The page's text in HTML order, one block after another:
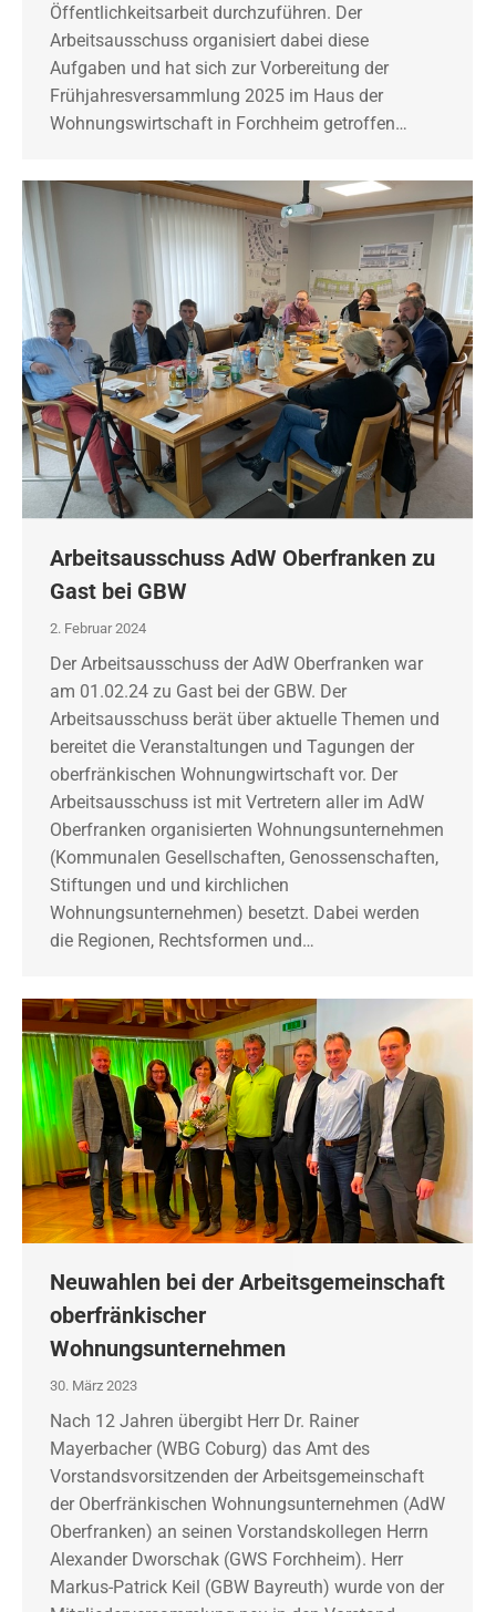
Öffentlichkeitsarbeit durchzuführen. Der
Arbeitsausschuss organisiert dabei diese
Aufgaben und hat sich zur Vorbereitung der
Frühjahresversammlung 2025 im Haus der
Wohnungswirtschaft in Forchheim getroffen…
Arbeitsausschuss AdW Oberfranken zu
Gast bei GBW
2. Februar 2024
Der Arbeitsausschuss der AdW Oberfranken war
am 01.02.24 zu Gast bei der GBW. Der
Arbeitsausschuss berät über aktuelle Themen und
bereitet die Veranstaltungen und Tagungen der
oberfränkischen Wohnungwirtschaft vor. Der
Arbeitsausschuss ist mit Vertretern aller im AdW
Oberfranken organisierten Wohnungsunternehmen
(Kommunalen Gesellschaften, Genossenschaften,
Stiftungen und und kirchlichen
Wohnungsunternehmen) besetzt. Dabei werden
die Regionen, Rechtsformen und…
Neuwahlen bei der Arbeitsgemeinschaft
oberfränkischer
Wohnungsunternehmen
30. März 2023
Nach 12 Jahren übergibt Herr Dr. Rainer
Mayerbacher (WBG Coburg) das Amt des
Vorstandsvorsitzenden der Arbeitsgemeinschaft
der Oberfränkischen Wohnungsunternehmen (AdW
Oberfranken) an seinen Vorstandskollegen Herrn
Alexander Dworschak (GWS Forchheim). Herr
Markus-Patrick Keil (GBW Bayreuth) wurde von der